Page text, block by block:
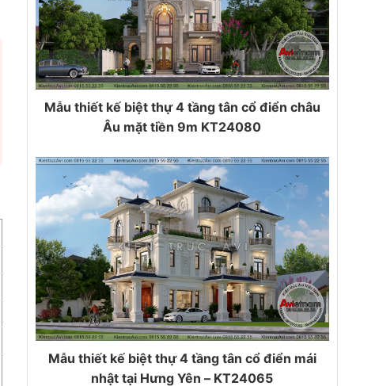
Mẫu thiết kế biệt thự 4 tầng tân cổ điển châu
Âu mặt tiền 9m KT24080
Mẫu thiết kế biệt thự 4 tầng tân cổ điển mái
nhật tại Hưng Yên – KT24065